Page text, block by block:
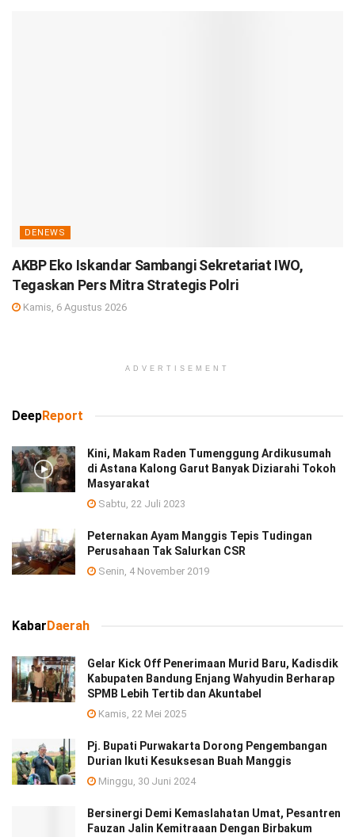
DENEWS
AKBP Eko Iskandar Sambangi Sekretariat IWO,
Tegaskan Pers Mitra Strategis Polri
Kamis, 6 Agustus 2026
ADVERTISEMENT
DeepReport
Kini, Makam Raden Tumenggung Ardikusumah
di Astana Kalong Garut Banyak Diziarahi Tokoh
Masyarakat
Sabtu, 22 Juli 2023
Peternakan Ayam Manggis Tepis Tudingan
Perusahaan Tak Salurkan CSR
Senin, 4 November 2019
Kabar Daerah
Gelar Kick Off Penerimaan Murid Baru, Kadisdik
Kabupaten Bandung Enjang Wahyudin Berharap
SPMB Lebih Tertib dan Akuntabel
Kamis, 22 Mei 2025
Pj. Bupati Purwakarta Dorong Pengembangan
Durian Ikuti Kesuksesan Buah Manggis
Minggu, 30 Juni 2024
Bersinergi Demi Kemaslahatan Umat, Pesantren
Fauzan Jalin Kemitraaan Dengan Birbakum